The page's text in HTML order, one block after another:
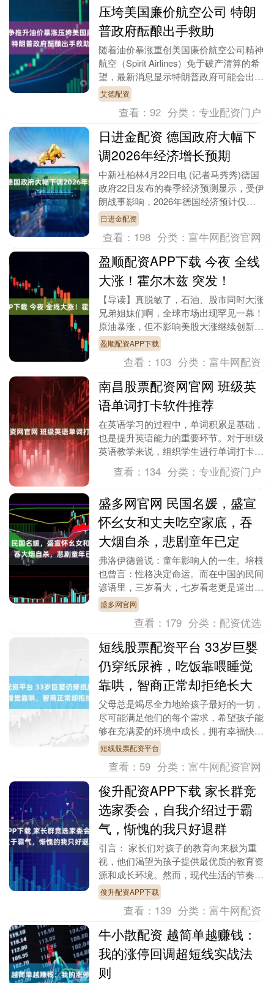
压垮美国廉价航空公司 特朗
普政府酝酿出手救助
随着油价暴涨重创美国廉价航空公司精神
航空（Spirit Airlines）免于破产清算的希
望，最新消息显示特朗普政府可能会出手
进行救助。 据多位知情人士向媒体透....
艾德配资
查看：92 分类：专业配资门户
日进金配资 德国政府大幅下
调2026年经济增长预期
中新社柏林4月22日电 (记者马秀秀)德国
政府22日发布的春季经济预测显示，受伊
朗战事影响，2026年德国经济预计仅增
长0.5%，较今年1月预测的1.0%大幅下....
日进金配资
查看： 198 分类：富牛网配资官网
盈顺配资APP下载 今夜 全线
大涨！霍尔木兹 突发！
【导读】真脱敏了，石油、股市同时大涨
兄弟姐妹们啊，全球市场出现罕见一幕！
原油暴涨，但不影响美股大涨继续创新
高，双方各玩各的，互不打扰。 一起看
看咋回事。 石油....
盈顺配资APP下载
查看： 103 分类：富牛网配资
南昌股票配资网官网 班级英
语单词打卡软件推荐
在英语学习的过程中，单词积累是基础，
也是提升英语能力的重要环节。对于班级
英语教学来说，组织学生进行单词打卡，
能帮助学生养成规律学习的习惯，逐步提
升词汇量，为后续....
查看： 134 分类：专业配资门户
盛多网官网 民国名媛，盛宣
怀幺女和丈夫吃空家底，吞
大烟自杀，悲剧童年已定
弗洛伊德曾说：童年影响人的一生。培根
也曾言：性格决定命运。而在中国的民间
谚语里，三岁看大，七岁看老更是道出了
童年对人生的深远影响。无论是西方还是
东方，人们都深知....
盛多网官网
查看： 179 分类： 配资优选
短线股票配资平台 33岁巨婴
仍穿纸尿裤，吃饭靠喂睡觉
靠哄，智商正常却拒绝长大
父母总是竭尽全力地给孩子最好的一切，
尽可能满足他们的每个需求，希望孩子能
够在充满爱的环境中成长，拥有幸福快乐
的生活。然而，在中国的传统观念中，大
家习惯了多子多福....
短线股票配资平台
查看： 59 分类：富牛网配资官网
俊升配资APP下载 家长群竞
选家委会，自我介绍过于霸
气，惭愧的我只好退群
引言： 家长们对孩子的教育向来极为重
视，他们渴望为孩子提供最优质的教育资
源和成长环境。然而，现代生活的节奏紧
张，工作占据了大部分时间，家长们仍需
抽身关注孩子在学....
俊升配资APP下载
查看： 139 分类：富牛网配资
牛小散配资 越简单越赚钱：
我的涨停回调超短线实战法
则